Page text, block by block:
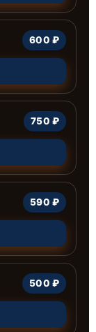
600 ₽
750 ₽
590 ₽
500 ₽